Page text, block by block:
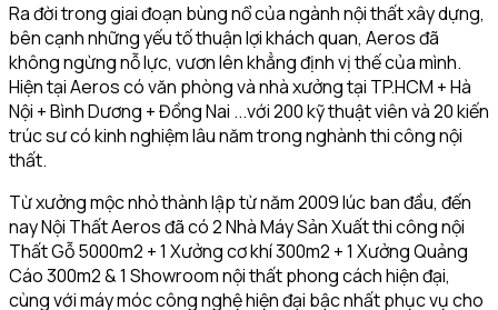
Ra đời trong giai đoạn bùng nổ của ngành nội thất xây dựng,
bên cạnh những yếu tố thuận lợi khách quan, Aeros đã
không ngừng nỗ lực, vươn lên khẳng định vị thế của mình.
Hiện tại Aeros có văn phòng và nhà xưởng tại TP.HCM + Hà
Nội + Bình Dương + Đồng Nai ...với 200 kỹ thuật viên và 20 kiến
trúc sư có kinh nghiệm lâu năm trong nghành thi công nội
thất.
Từ xưởng mộc nhỏ thành lập từ năm 2009 lúc ban đầu, đến
nay Nội Thất Aeros đã có 2 Nhà Máy Sản Xuất thi công nội
Thất Gỗ 5000m2 + 1 Xưởng cơ khí 300m2 + 1 Xưởng Quảng
Cáo 300m2 & 1 Showroom nội thất phong cách hiện đại,
cùng với máy móc công nghệ hiện đại bậc nhất phục vụ cho